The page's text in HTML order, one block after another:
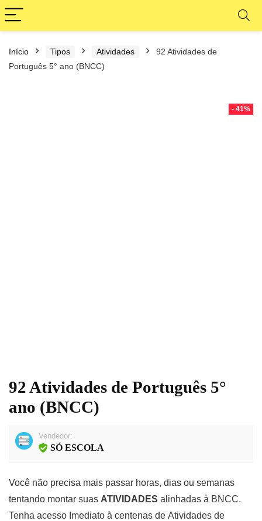
Início Tipos Atividades
92 Atividades de
Português 5° ano (BNCC)
- 41%
92 Atividades de Português 5°
ano (BNCC)
Vendedor:
SÓ ESCOLA
Você não precisa mais passar horas, dias ou semanas
tentando montar suas ATIVIDADES alinhadas à BNCC.
Tenha acesso Imediato à centenas de Atividades de